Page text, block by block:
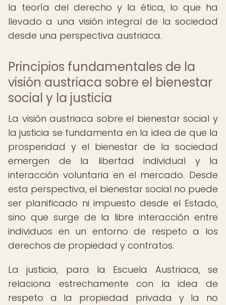
la teoría del derecho y la ética, lo que ha
llevado a una visión integral de la sociedad
desde una perspectiva austriaca.
Principios fundamentales de la
visión austriaca sobre el bienestar
social y la justicia
La visión austriaca sobre el bienestar social y
la justicia se fundamenta en la idea de que la
prosperidad y el bienestar de la sociedad
emergen de la libertad individual y la
interacción voluntaria en el mercado. Desde
esta perspectiva, el bienestar social no puede
ser planificado ni impuesto desde el Estado,
sino que surge de la libre interacción entre
individuos en un entorno de respeto a los
derechos de propiedad y contratos.
La justicia, para la Escuela Austriaca, se
relaciona estrechamente con la idea de
respeto a la propiedad privada y la no